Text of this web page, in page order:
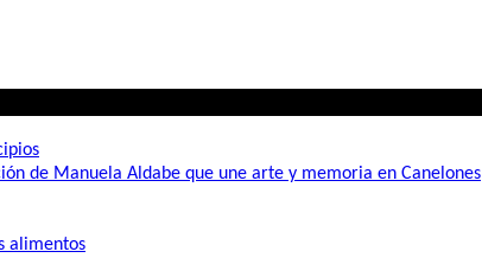
de Manuela Aldabe que une arte y memoria en Canelones
alimentos